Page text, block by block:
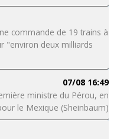
commande de 19 trains à
"environ deux milliards
07/08 16:49
ministre du Pérou, en
le Mexique (Sheinbaum)